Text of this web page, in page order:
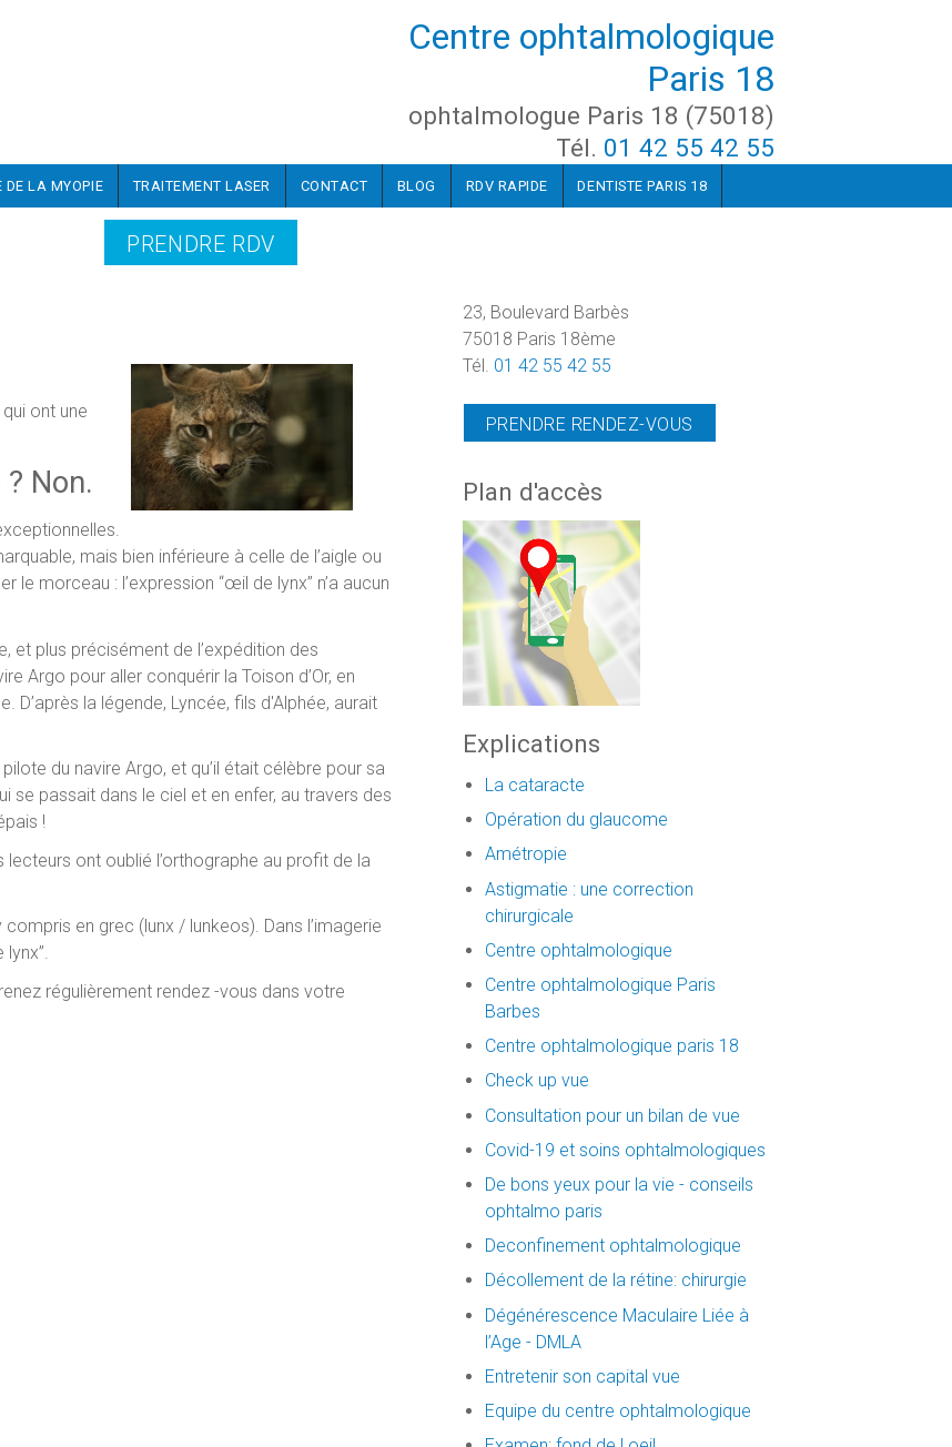
Centre ophtalmologique
Paris 18
ophtalmologue Paris 18 (75018)
Tél. 01 42 55 42 55
DE LA MYOPIE TRAITEMENT LASER CONTACT BLOG RDV RAPIDE DENTISTE PARIS 18
PRENDRE RDV
ont une
Non.
mais bien inférieure à celle de l’aigle ou
le morceau : l’expression “œil de lynx” n’a aucun
et plus précisément de l’expédition des
Argo pour aller conquérir la Toison d’Or, en
D’après la légende, Lyncée, fils d'Alphée, aurait
du navire Argo, et qu’il était célèbre pour sa
se passait dans le ciel et en enfer, au travers des
!
ont oublié l’orthographe au profit de la
en grec (lunx / lunkeos). Dans l’imagerie
régulièrement rendez -vous dans votre
23, Boulevard Barbès
75018 Paris 18ème
Tél. 01 42 55 42 55
PRENDRE RENDEZ-VOUS
Plan d'accès
Explications
La cataracte
Opération du glaucome
Amétropie
Astigmatie : une correction
chirurgicale
Centre ophtalmologique
Centre ophtalmologique Paris
Barbes
Centre ophtalmologique paris 18
Check up vue
Consultation pour un bilan de vue
Covid-19 et soins ophtalmologiques
De bons yeux pour la vie - conseils
ophtalmo paris
Deconfinement ophtalmologique
Décollement de la rétine: chirurgie
Dégénérescence Maculaire Liée à
l’Age - DMLA
Entretenir son capital vue
Equipe du centre ophtalmologique